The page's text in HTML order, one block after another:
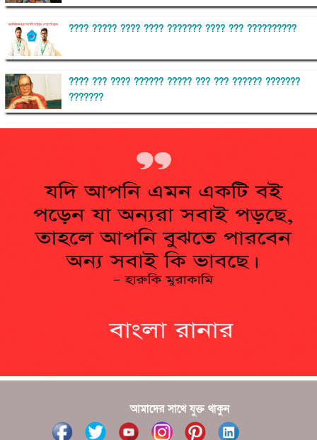
???? ????? ???? ???? ??????? ???? ??? ??????????
???? ??? ???? ?????? ????? ??? ??? ?????? ???????
???????
?????????? ?? ?????
??????? ?????????????? ?????? ????????????
?????????? ??????? ?????????????
?????? ????? ?????? ???? ???? ?????
আমাদের সাথে যুক্ত থাকুন